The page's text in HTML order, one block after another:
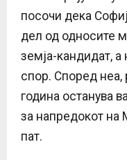
посочи дека
дел од односите
земја-кандидат, а
спор. Според неа,
година останува
за напредокот на
пат.